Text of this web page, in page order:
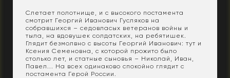
Слетает полотнище, и с высокого постамента
смотрит Георгий Иванович Гусляков на
собравшихся – седовласых ветеранов войны и
тыла, на вдовушек солдатских, на ребятишек.
Глядит безмолвно с высоты Георгий Иванович: тут и
Ксения Семеновна, с которой прожито было
столько лет, и статные сыновья – Николай, Иван,
Павел... На всех одинаково спокойно глядит с
постамента Герой России.